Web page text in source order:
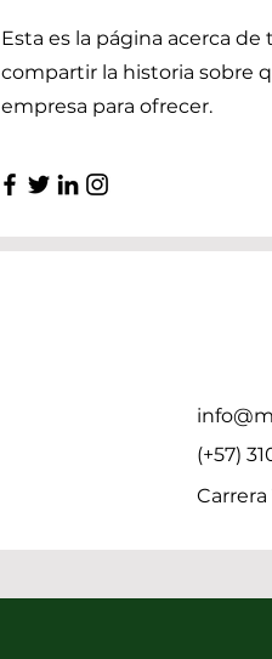
Esta es la página acerca
compartir la historia sobre
empresa para ofrecer.
(+57)
Carrera